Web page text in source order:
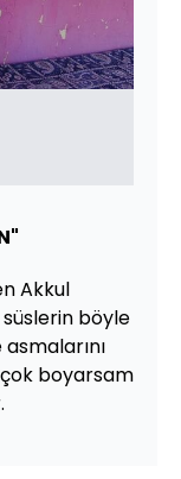
Akkul
böyle
boyarsam